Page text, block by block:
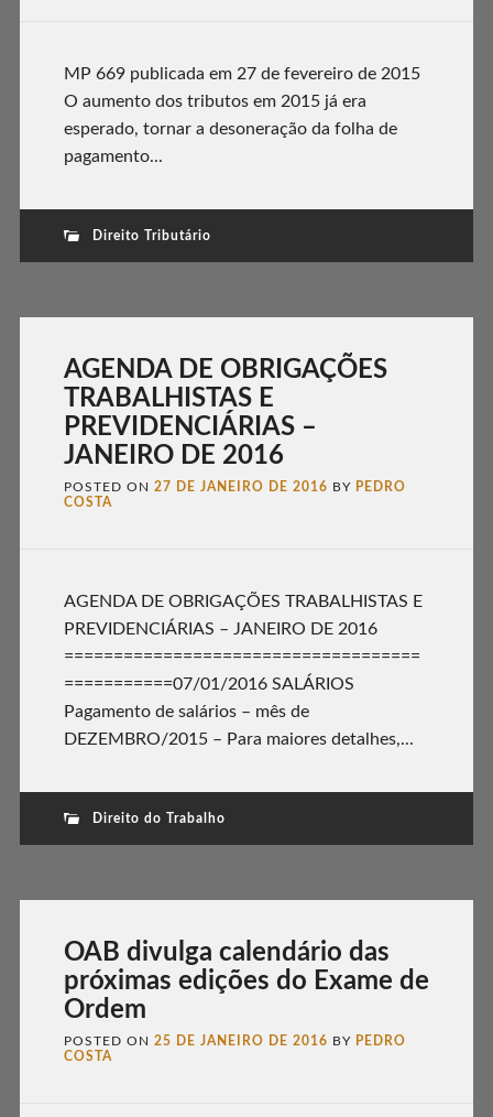
MP 669 publicada em 27 de fevereiro de 2015
O aumento dos tributos em 2015 já era
esperado, tornar a desoneração da folha de
pagamento...
Direito Tributário
AGENDA DE OBRIGAÇÕES
TRABALHISTAS E
PREVIDENCIÁRIAS –
JANEIRO DE 2016
POSTED ON 27 DE JANEIRO DE 2016 BY PEDRO
COSTA
AGENDA DE OBRIGAÇÕES TRABALHISTAS E
PREVIDENCIÁRIAS – JANEIRO DE 2016
====================================
===========07/01/2016 SALÁRIOS
Pagamento de salários – mês de
DEZEMBRO/2015 – Para maiores detalhes,...
Direito do Trabalho
OAB divulga calendário das
próximas edições do Exame de
Ordem
POSTED ON 25 DE JANEIRO DE 2016 BY PEDRO
COSTA